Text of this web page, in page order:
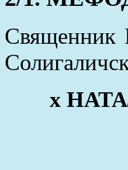
Священник
x